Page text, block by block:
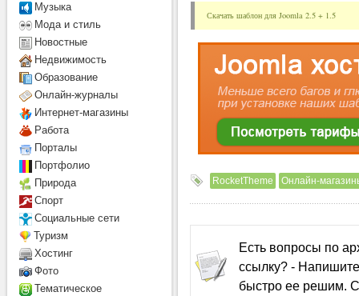
Скачать шаблон для Joomla 2.5 + 1.5
RocketTheme Онлайн-
Есть вопросы по
ссылку? -
быстро ее решим.
Музыка
Мода и стиль
Новостные
Недвижимость
Образование
Онлайн-журналы
Интернет-магазины
Работа
Порталы
Портфолио
Природа
Спорт
Социальные сети
Туризм
Хостинг
Фото
Тематическое